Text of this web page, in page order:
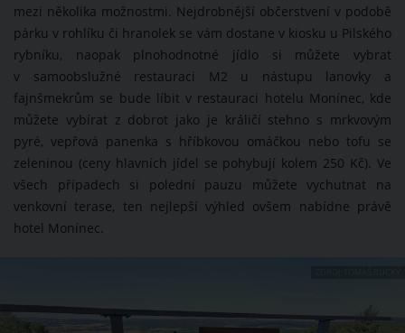
mezi několika možnostmi. Nejdrobnější občerstvení v podobě
párku v rohlíku či hranolek se vám dostane v kiosku u Pilského
rybníku, naopak plnohodnotné jídlo si můžete vybrat
v samoobslužné restauraci M2 u nástupu lanovky a
fajnšmekrům se bude líbit v restauraci hotelu Monínec, kde
můžete vybírat z dobrot jako je králičí stehno s mrkvovým
pyré, vepřová panenka s hříbkovou omáčkou nebo tofu se
zeleninou (ceny hlavních jídel se pohybují kolem 250 Kč). Ve
všech případech si polední pauzu můžete vychutnat na
venkovní terase, ten nejlepší výhled ovšem nabídne právě
hotel Monínec.